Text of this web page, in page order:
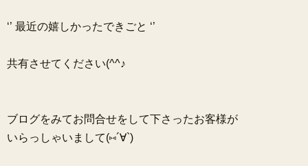
‘’ 最近の嬉しかったできごと ‘’
共有させてください(^^♪
ブログをみてお問合せをして下さったお客様が
いらっしゃいまして(⑅´∀`)